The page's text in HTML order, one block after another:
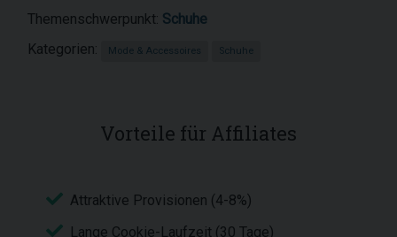
Themenschwerpunkt: Schuhe
Kategorien:
Mode & Accessoires Schuhe
Vorteile für Affiliates
Attraktive Provisionen (4-8%)
Lange Cookie-Laufzeit (30 Tage)